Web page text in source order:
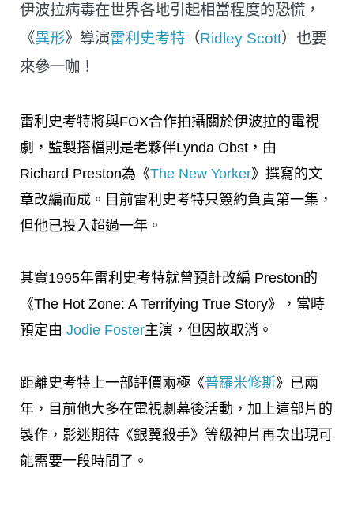
伊波拉病毒在世界各地引起相當程度的恐慌，
《異形》導演雷利史考特 （Ridley Scott）也要
來參一咖！
雷利史考特將與FOX合作拍攝關於伊波拉的電視
劇，監製搭檔則是老夥伴Lynda Obst，由
Richard Preston為《The New Yorker》撰寫的文
章改編而成。目前雷利史考特只簽約負責第一集，
但他已投入超過一年。
其實1995年雷利史考特就曾預計改編 Preston的
《The Hot Zone: A Terrifying True Story》，當時
預定由 Jodie Foster主演，但因故取消。
距離史考特上一部評價兩極《普羅米修斯》已兩
年，目前他大多在電視劇幕後活動，加上這部片的
製作，影迷期待《銀翼殺手》等級神片再次出現可
能需要一段時間了。